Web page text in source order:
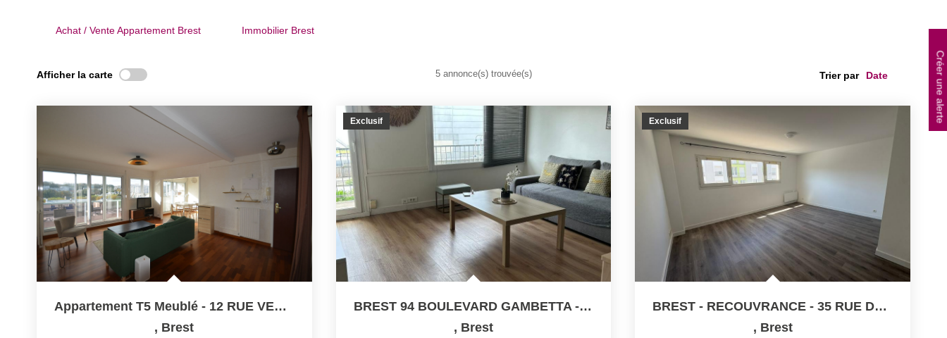
Achat / Vente Appartement Brest Immobilier Brest
Créer une alerte
Afficher la carte 5 annonce(s) trouvée(s) Trier par
Appartement T5 Meublé - 12 RUE VEDRINES BREST
, Brest
Exclusif
BREST 94 BOULEVARD GAMBETTA - Appartement T3 Meublé De 58m²
, Brest
Exclusif
BREST - RECOUVRANCE - 35 RUE DE LA PORTE - Appartement T2...
, Brest